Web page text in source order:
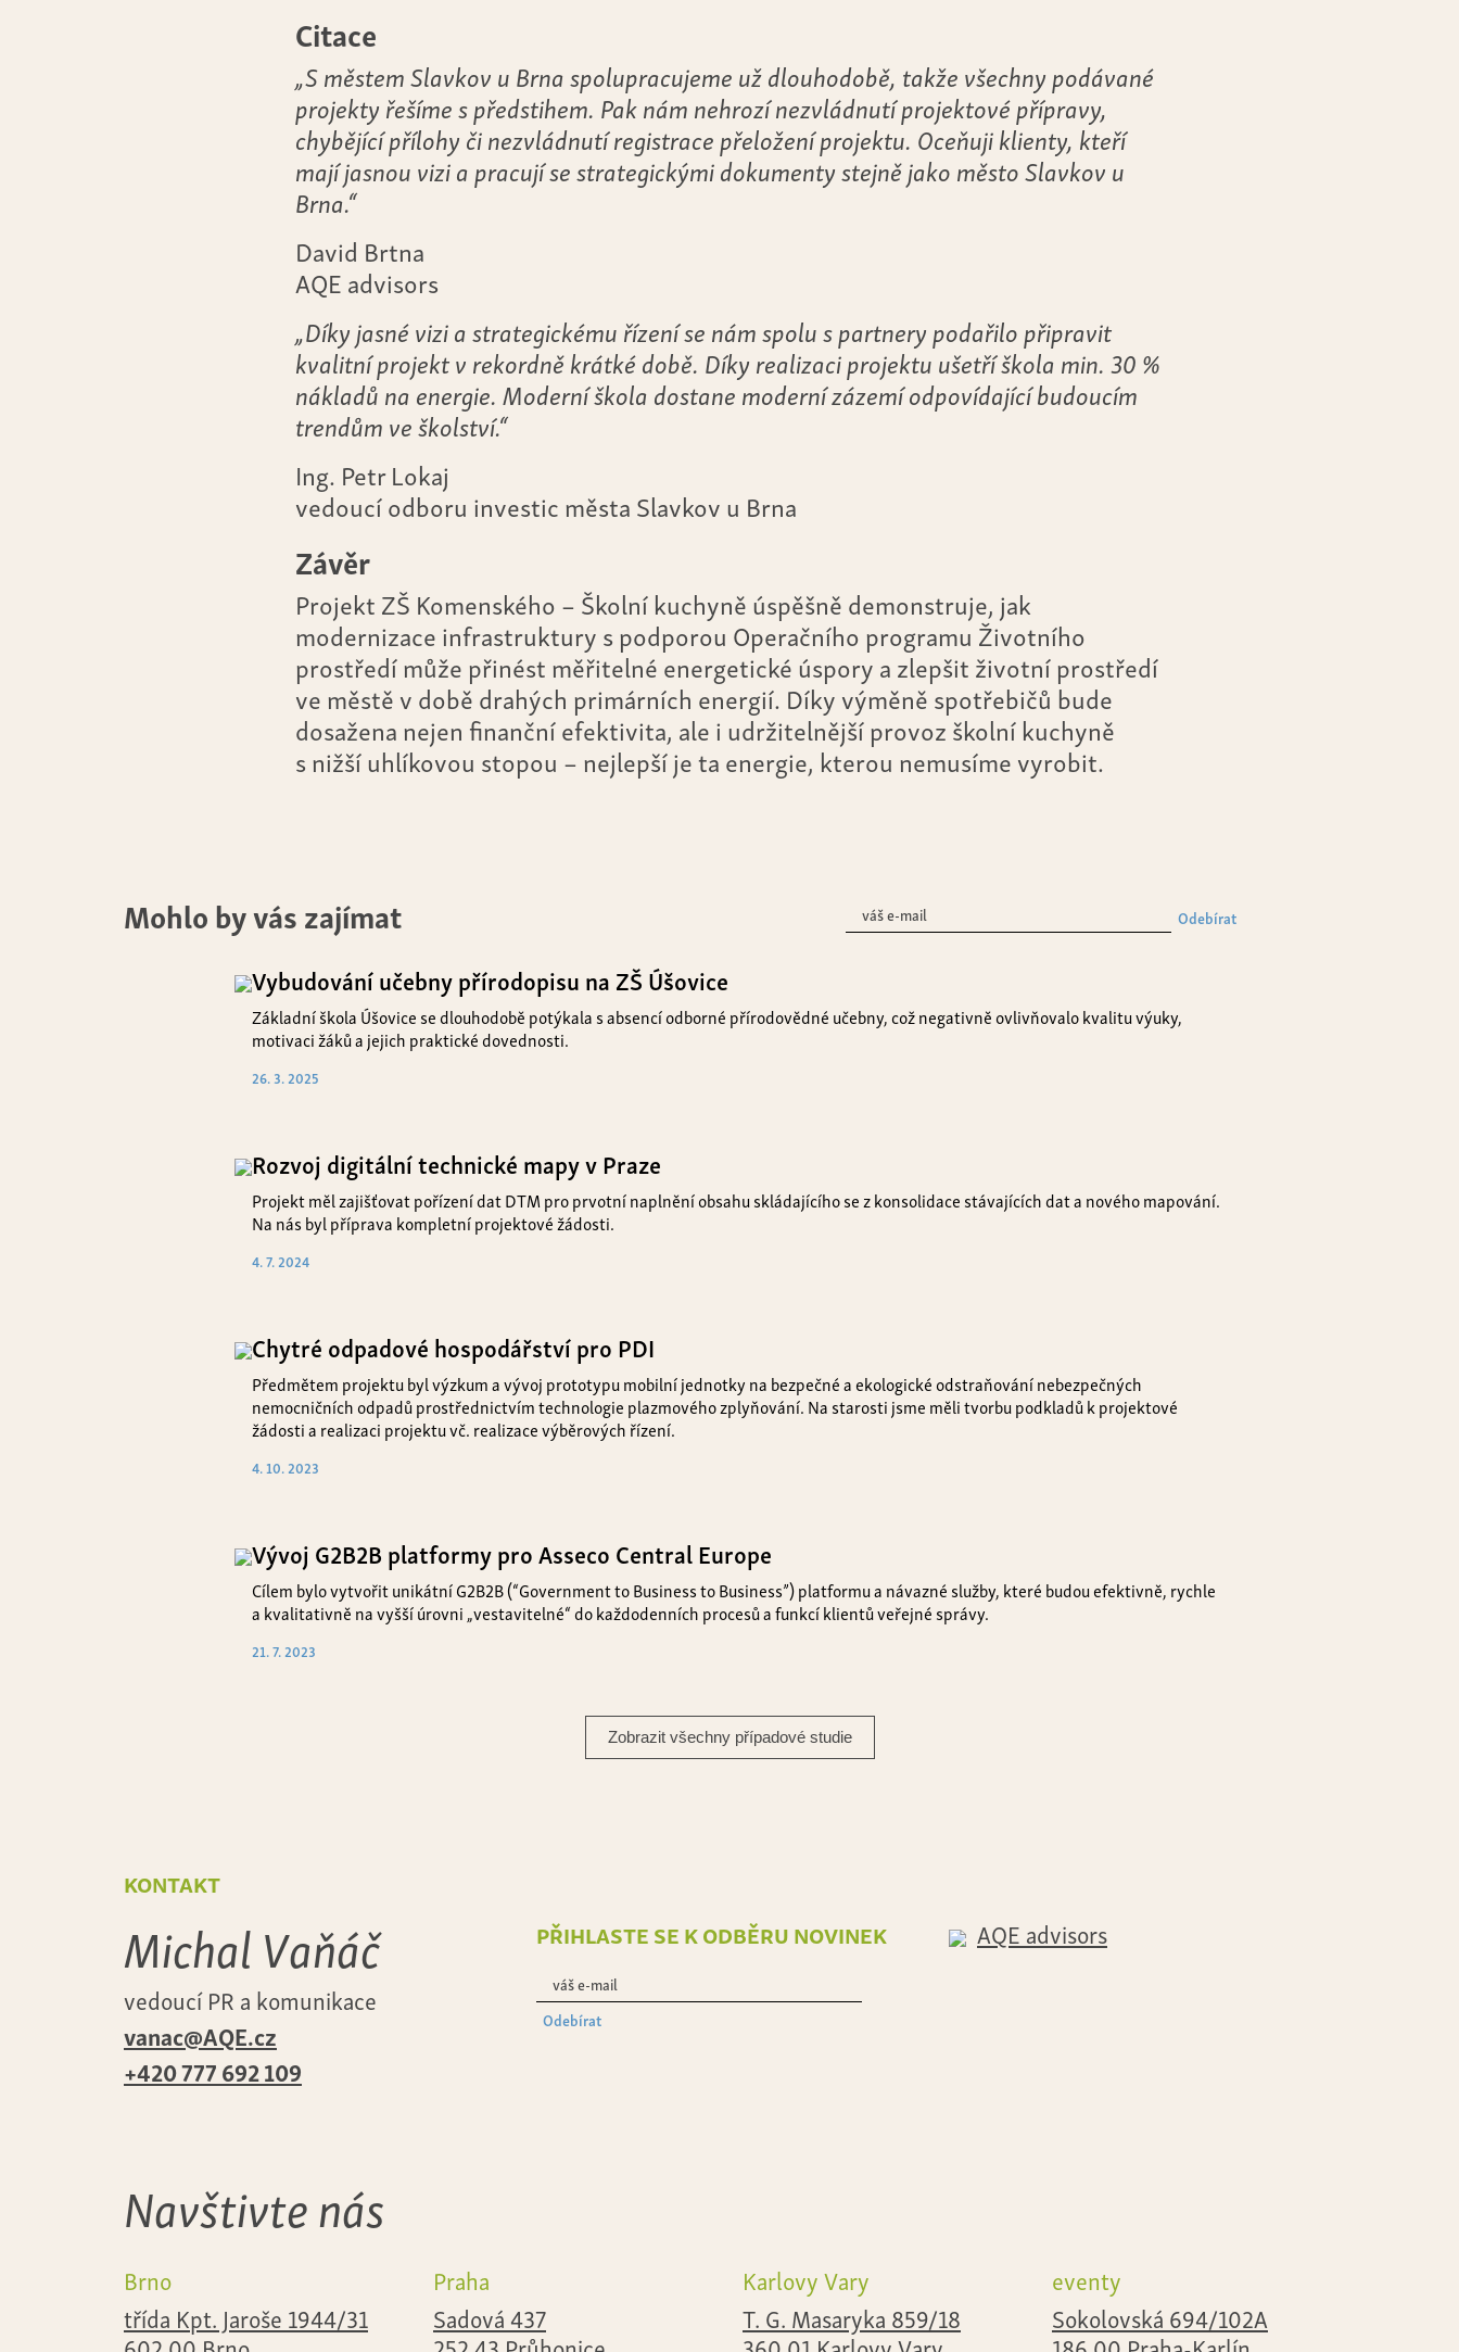
Citace
„S městem Slavkov u Brna spolupracujeme už dlouhodobě, takže všechny podávané
projekty řešíme s předstihem. Pak nám nehrozí nezvládnutí projektové přípravy,
chybějící přílohy či nezvládnutí registrace přeložení projektu. Oceňuji klienty, kteří
mají jasnou vizi a pracují se strategickými dokumenty stejně jako město Slavkov u
Brna.“
David Brtna
AQE advisors
„Díky jasné vizi a strategickému řízení se nám spolu s partnery podařilo připravit
kvalitní projekt v rekordně krátké době. Díky realizaci projektu ušetří škola min. 30 %
nákladů na energie. Moderní škola dostane moderní zázemí odpovídající budoucím
trendům ve školství.“
Ing. Petr Lokaj
vedoucí odboru investic města Slavkov u Brna
Závěr
Projekt ZŠ Komenského – Školní kuchyně úspěšně demonstruje, jak
modernizace infrastruktury s podporou Operačního programu Životního
prostředí může přinést měřitelné energetické úspory a zlepšit životní prostředí
ve městě v době drahých primárních energií. Díky výměně spotřebičů bude
dosažena nejen finanční efektivita, ale i udržitelnější provoz školní kuchyně
s nižší uhlíkovou stopou – nejlepší je ta energie, kterou nemusíme vyrobit.
Mohlo by vás zajímat Odebírat
Vybudování učebny přírodopisu na ZŠ Úšovice
Základní škola Úšovice se dlouhodobě potýkala s absencí odborné přírodovědné učebny, což negativně ovlivňovalo kvalitu výuky,
motivaci žáků a jejich praktické dovednosti.
26. 3. 2025
Rozvoj digitální technické mapy v Praze
Projekt měl zajišťovat pořízení dat DTM pro prvotní naplnění obsahu skládajícího se z konsolidace stávajících dat a nového mapování.
Na nás byl příprava kompletní projektové žádosti.
4. 7. 2024
Chytré odpadové hospodářství pro PDI
Předmětem projektu byl výzkum a vývoj prototypu mobilní jednotky na bezpečné a ekologické odstraňování nebezpečných
nemocničních odpadů prostřednictvím technologie plazmového zplyňování. Na starosti jsme měli tvorbu podkladů k projektové
žádosti a realizaci projektu vč. realizace výběrových řízení.
4. 10. 2023
Vývoj G2B2B platformy pro Asseco Central Europe
Cílem bylo vytvořit unikátní G2B2B (“Government to Business to Business”) platformu a návazné služby, které budou efektivně, rychle
a kvalitativně na vyšší úrovni „vestavitelné“ do každodenních procesů a funkcí klientů veřejné správy.
21. 7. 2023
Zobrazit všechny případové studie
kontakt
Michal Vaňáč
vedoucí PR a komunikace
vanac@AQE.cz
+420 777 692 109
přihlaste se k odběru novinek
Odebírat
AQE advisors
Navštivte nás
Brno
třída Kpt. Jaroše 1944/31
Praha
Sadová 437
Karlovy Vary
T. G. Masaryka 859/18
eventy
Sokolovská 694/102A